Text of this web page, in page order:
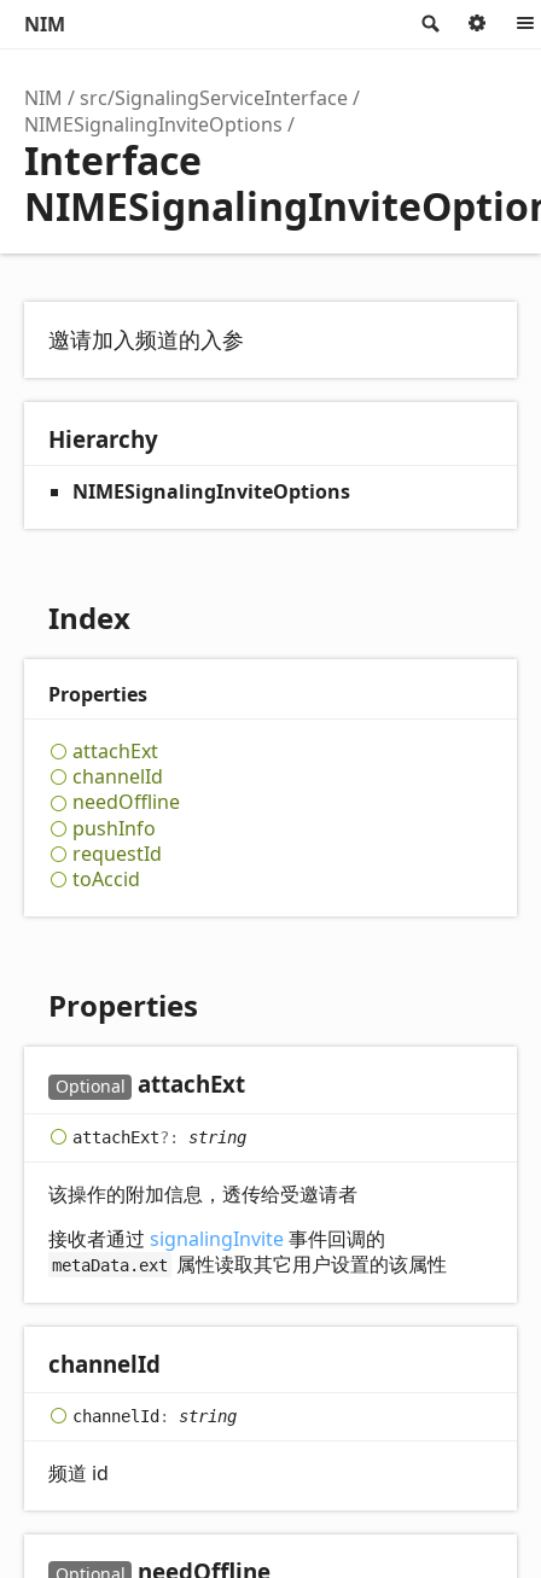
Search
NIM
NIM
src/SignalingServiceInterface
NIMESignalingInviteOptions
Interface
邀请加入频道的入参
Hierarchy
NIMESignalingInviteOptions
Index
Properties
attachExt
channelId
needOffline
pushInfo
requestId
toAccid
Properties
Optional attachExt
attachExt?: string
该操作的附加信息，透传给受邀请者
接收者通过 signalingInvite事件回调的
metaData.ext 属性读取其它用户设置的该属性
channelId
channel Id: string
频道 id
needOffline